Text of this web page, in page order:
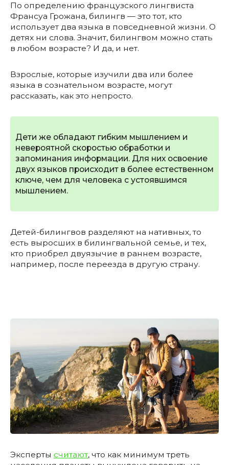
По определению французского лингвиста
Франсуа Грожана, билингв — это тот, кто
использует два языка в повседневной жизни. О
детях ни слова. Значит, билингвом можно стать
в любом возрасте? И да, и нет.
Взрослые, которые изучили два или более
языка в сознательном возрасте, могут
рассказать, как это непросто.
Дети же обладают гибким мышлением и
невероятной скоростью обработки и
запоминания информации. Для них освоение
двух языков происходит в более естественном
ключе, чем для человека с устоявшимся
мышлением.
Детей-билингвов разделяют на нативных, то
есть выросших в билингвальной семье, и тех,
кто приобрел двуязычие в раннем возрасте,
например, после переезда в другую страну.
Эксперты считают, что как минимум треть